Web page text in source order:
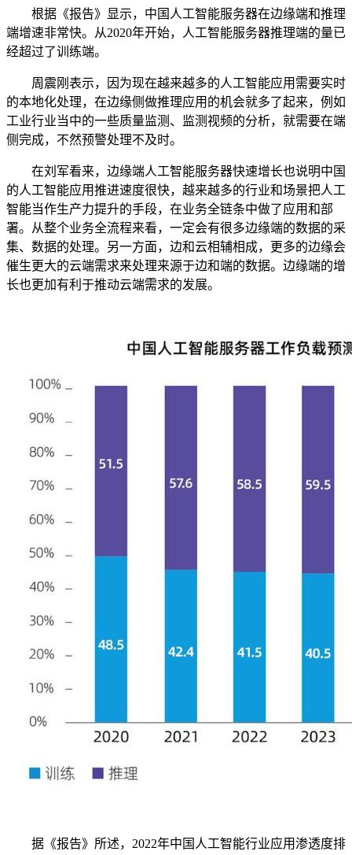
根据《报告》显示，中国人工智能服务器在边缘端和推理
端增速非常快。从2020年开始，人工智能服务器推理端的量已
经超过了训练端。
周震刚表示，因为现在越来越多的人工智能应用需要实时
的本地化处理，在边缘侧做推理应用的机会就多了起来，例如
工业行业当中的一些质量监测、监测视频的分析，就需要在端
侧完成，不然预警处理不及时。
在刘军看来，边缘端人工智能服务器快速增长也说明中国
的人工智能应用推进速度很快，越来越多的行业和场景把人工
智能当作生产力提升的手段，在业务全链条中做了应用和部
署。从整个业务全流程来看，一定会有很多边缘端的数据的采
集、数据的处理。另一方面，边和云相辅相成，更多的边缘会
催生更大的云端需求来处理来源于边和端的数据。边缘端的增
长也更加有利于推动云端需求的发展。
据《报告》所述，2022年中国人工智能行业应用渗透度排